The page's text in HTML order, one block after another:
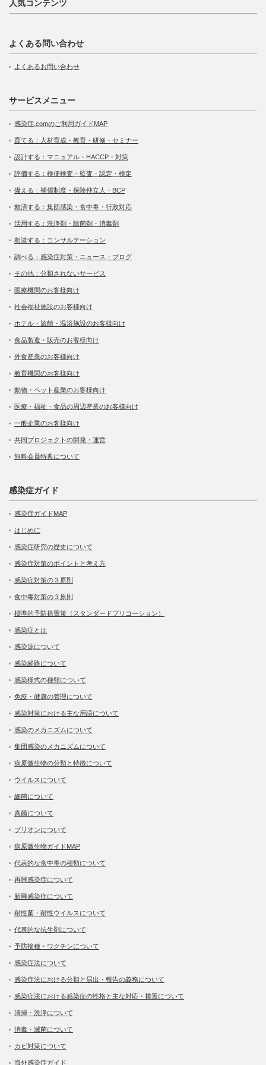
人気コンテンツ
よくある問い合わせ
よくあるお問い合わせ
サービスメニュー
感染症.comのご利用ガイドMAP
育てる：人材育成・教育・研修・セミナー
設計する：マニュアル・HACCP・対策
評価する：検便検査・監査・認定・検定
備える：補償制度・保険仲立人・BCP
救済する：集団感染・食中毒・行政対応
活用する：洗浄剤・除菌剤・消毒剤
相談する：コンサルテーション
調べる：感染症対策・ニュース・ブログ
その他：分類されないサービス
医療機関のお客様向け
社会福祉施設のお客様向け
ホテル・旅館・温浴施設のお客様向け
食品製造・販売のお客様向け
外食産業のお客様向け
教育機関のお客様向け
動物・ペット産業のお客様向け
医療・福祉・食品の周辺産業のお客様向け
一般企業のお客様向け
共同プロジェクトの開発・運営
無料会員特典について
感染症ガイド
感染症ガイドMAP
はじめに
感染症研究の歴史について
感染症対策のポイントと考え方
感染症対策の３原則
食中毒対策の３原則
標準的予防措置策（スタンダードプリコーション）
感染症とは
感染源について
感染経路について
感染様式の種類について
免疫・健康の管理について
感染対策における主な用語について
感染のメカニズムについて
集団感染のメカニズムについて
病原微生物の分類と特徴について
ウイルスについて
細菌について
真菌について
プリオンについて
病原微生物ガイドMAP
代表的な食中毒の種類について
再興感染症について
新興感染症について
耐性菌・耐性ウイルスについて
代表的な抗生剤について
予防接種・ワクチンについて
感染症法について
感染症法における分類と届出・報告の義務について
感染症法における感染症の性格と主な対応・措置について
清掃・洗浄について
消毒・滅菌について
カビ対策について
海外感染症ガイド